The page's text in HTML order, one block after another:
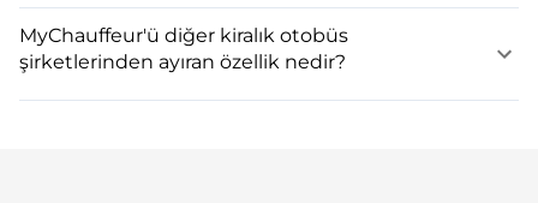
MyChauffeur'ü diğer kiralık otobüs
şirketlerinden ayıran özellik nedir?